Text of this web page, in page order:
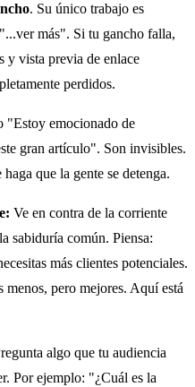
. Su único trabajo es
más". Si tu gancho falla,
y vista previa de enlace
perdidos.
"Estoy emocionado de
gran artículo". Son invisibles.
que la gente se detenga.
Ve en contra de la corriente
sabiduría común. Piensa:
más clientes potenciales.
menos, pero mejores. Aquí está
algo que tu audiencia
Por ejemplo: "¿Cuál es la